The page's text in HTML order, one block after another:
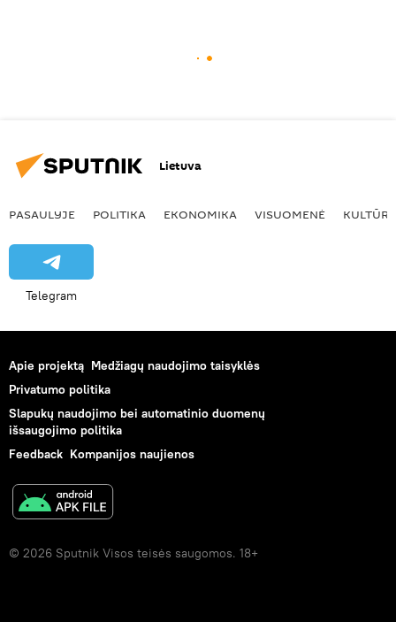
Lietuva
PASAULYJE POLITIKA EKONOMIKA VISUOMENĖ KULTŪRA
Telegram
Apie projektą Medžiagų naudojimo taisyklės
Privatumo politika
Slapukų naudojimo bei automatinio duomenų
išsaugojimo politika
Feedback Kompanijos naujienos
© 2026 Sputnik Visos teisės saugomos. 18+